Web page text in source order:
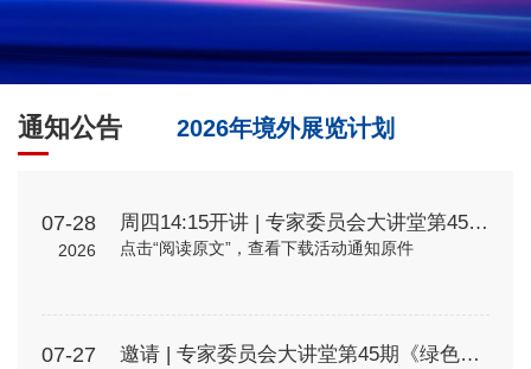
通知公告 2026年境外展览计划
07-28
2026
周四14:15开讲 | 专家委员会大讲堂第45期《绿色贸易时代下的企业碳管理升级路径—从合规到竞争力》
点击“阅读原文”，查看下载活动通知原件
07-27 邀请 | 专家委员会大讲堂第45期《绿色贸易时代下的企业碳管理升级路径—从合规到竞争力》